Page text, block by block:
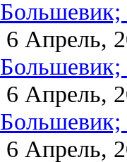
6 Апрель,
6 Апрель,
6 Апрель,